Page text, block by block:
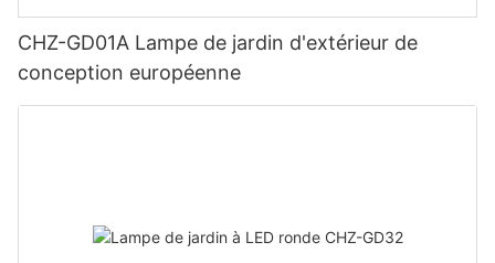
CHZ-GD01A Lampe de jardin d'extérieur de
conception européenne